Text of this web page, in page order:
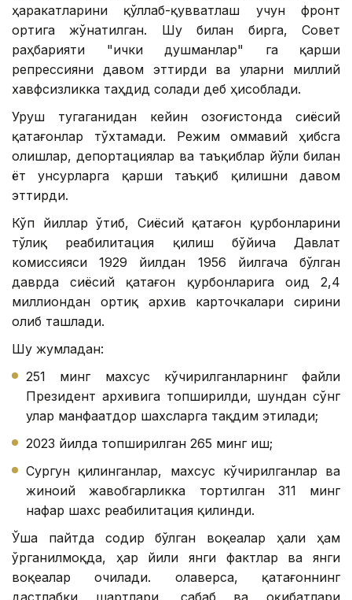
ҳаракатларини қўллаб-қувватлаш учун фронт
ортига жўнатилган. Шу билан бирга, Совет
раҳбарияти "ички душманлар" га қарши
репрессияни давом эттирди ва уларни миллий
хавфсизликка таҳдид солади деб ҳисоблади.
Уруш тугаганидан кейин Қозоғистонда сиёсий
қатағонлар тўхтамади. Режим оммавий ҳибсга
олишлар, депортациялар ва таъқиблар йўли билан
ёт унсурларга қарши таъқиб қилишни давом
эттирди.
Кўп йиллар ўтиб, Сиёсий қатағон қурбонларини
тўлиқ реабилитация қилиш бўйича Давлат
комиссияси 1929 йилдан 1956 йилгача бўлган
даврда сиёсий қатағон қурбонларига оид 2,4
миллиондан ортиқ архив карточкалари сирини
олиб ташлади.
Шу жумладан:
251 минг махсус кўчирилганларнинг файли
Президент архивига топширилди, шундан сўнг
улар манфаатдор шахсларга тақдим этилади;
2023 йилда топширилган 265 минг иш;
Сургун қилинганлар, махсус кўчирилганлар ва
жиноий жавобгарликка тортилган 311 минг
нафар шахс реабилитация қилинди.
Ўша пайтда содир бўлган воқеалар ҳали ҳам
ўрганилмоқда, ҳар йили янги фактлар ва янги
воқеалар очилади. Қолаверса, қатағоннинг